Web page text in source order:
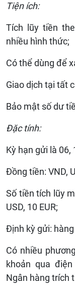
Tiện ích:
Tích lũy tiền
nhiều hình thức;
Có thể dùng để
Giao dịch tại tất
Bảo mật số dư
Đặc tính:
Kỳ hạn gửi là 06,
Đồng tiền: VND,
Số tiền tích lũy
USD, 10 EUR;
Định kỳ gửi:
Có nhiều
khoản qua
Ngân hàng trích